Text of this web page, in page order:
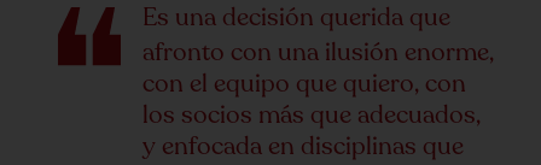
Es una decisión querida que
afronto con una ilusión enorme,
con el equipo que quiero, con
los socios más que adecuados,
y enfocada en disciplinas que